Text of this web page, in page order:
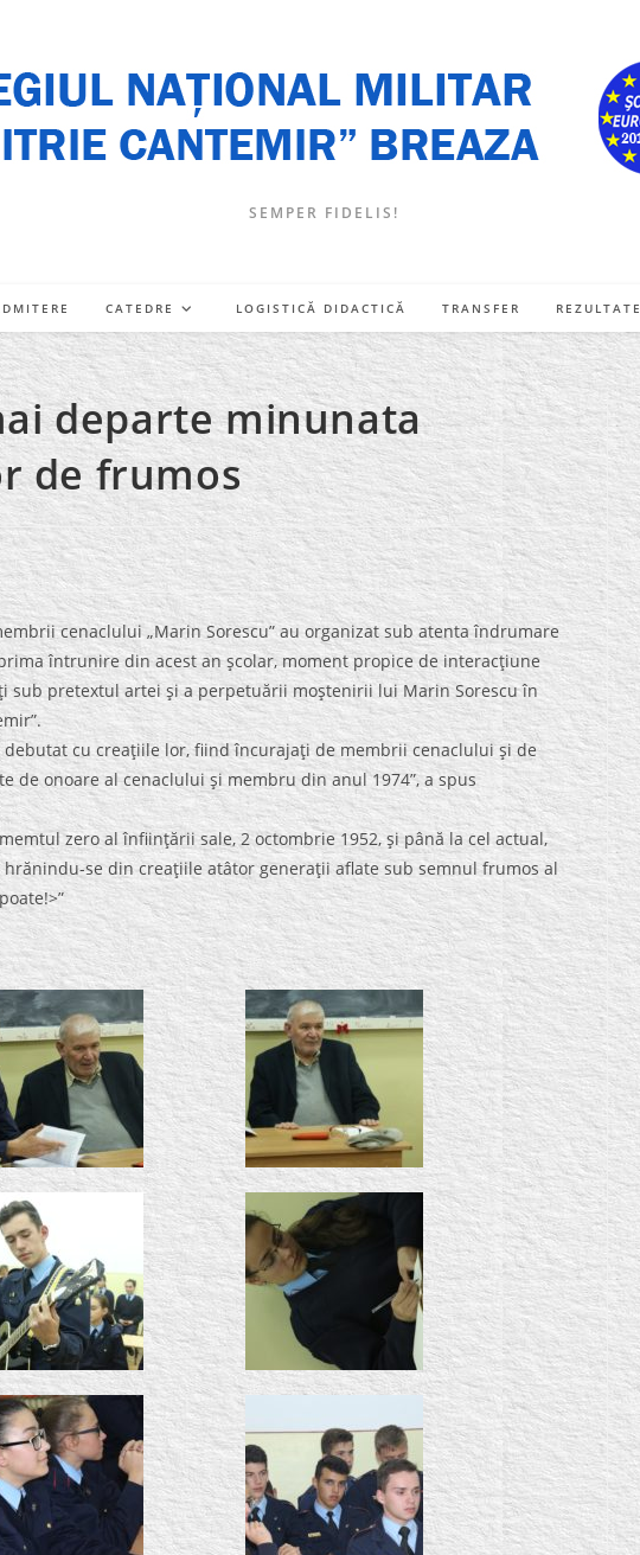
SEMPER FIDELIS!
CATEDRE LOGISTICĂ DIDACTICĂ TRANSFER REZULTATE
departe minunata
de frumos
cenaclului „Marin Sorescu” au organizat sub atenta îndrumare
întrunire din acest an şcolar, moment propice de interacţiune
pretextul artei şi a perpetuării moştenirii lui Marin Sorescu în
debutat cu creaţiile lor, fiind încurajaţi de membrii cenaclului şi de
de onoare al cenaclului şi membru din anul 1974”, a spus
zero al înfiinţării sale, 2 octombrie 1952, şi până la cel actual,
se din creaţiile atâtor generaţii aflate sub semnul frumos al